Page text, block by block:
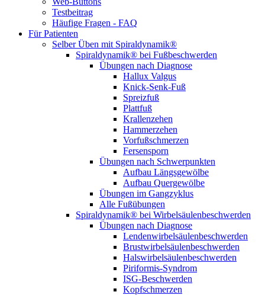
Testbeitrag
Häufige Fragen - FAQ
Für Patienten
Selber Üben mit Spiraldynamik®
Spiraldynamik® bei Fußbeschwerden
Übungen nach Diagnose
Hallux Valgus
Knick-Senk-Fuß
Spreizfuß
Plattfuß
Krallenzehen
Hammerzehen
Vorfußschmerzen
Fersensporn
Übungen nach Schwerpunkten
Aufbau Längsgewölbe
Aufbau Quergewölbe
Übungen im Gangzyklus
Alle Fußübungen
Spiraldynamik® bei Wirbelsäulen­beschwerden
Übungen nach Diagnose
Lendenwirbel­säulen­beschwerden
Brustwirbel­säulen­beschwerden
Halswirbel­säulen­beschwerden
Piriformis-Syndrom
ISG-Beschwerden
Kopfschmerzen